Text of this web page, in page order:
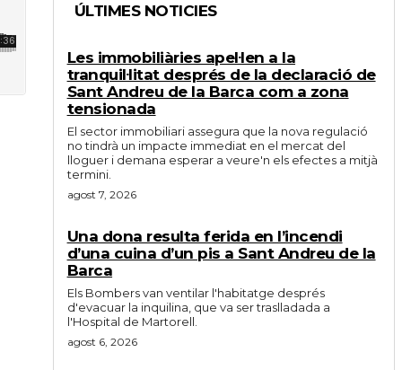
ÚLTIMES NOTICIES
Les immobiliàries apel·len a la
tranquil·litat després de la declaració de
Sant Andreu de la Barca com a zona
tensionada
El sector immobiliari assegura que la nova regulació
no tindrà un impacte immediat en el mercat del
lloguer i demana esperar a veure'n els efectes a mitjà
termini.
agost 7, 2026
Una dona resulta ferida en l’incendi
d’una cuina d’un pis a Sant Andreu de la
Barca
Els Bombers van ventilar l'habitatge després
d'evacuar la inquilina, que va ser traslladada a
l'Hospital de Martorell.
agost 6, 2026